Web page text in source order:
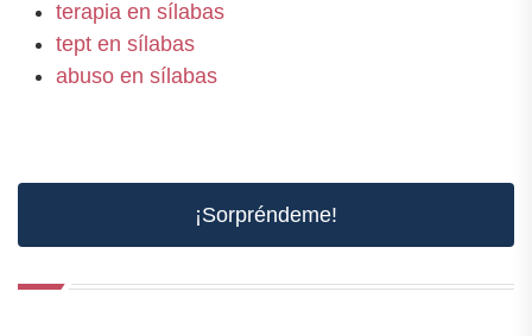
terapia en sílabas
tept en sílabas
abuso en sílabas
¡Sorpréndeme!